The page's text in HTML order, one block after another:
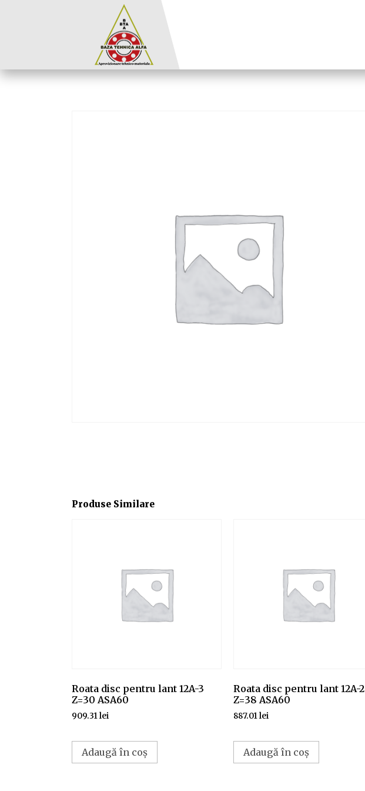
Produse Similare
Roata disc pentru lant 12A-3
Z=30 ASA60
909.31lei
Adaugă în coș
Roata disc pentru lant 12A-2
Z=38 ASA60
887.01lei
Adaugă în coș